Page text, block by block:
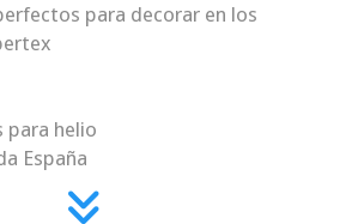
para decorar en los
para helio
España